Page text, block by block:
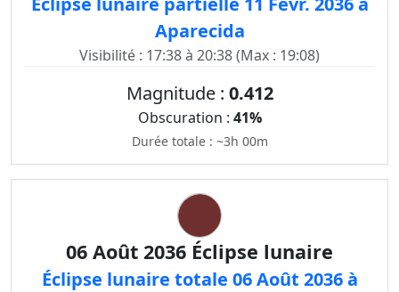
Aparecida
Visibilité : 17:38 à 20:38 (Max : 19:08)
Magnitude : 0.412
Obscuration : 41%
Durée totale : ~3h 00m
06 Août 2036 Éclipse lunaire
Éclipse lunaire totale 06 Août 2036 à